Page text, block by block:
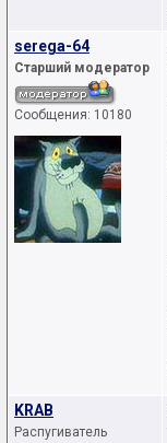
serega-64
Старший модератор
Сообщения: 10180
KRAB
Распугиватель